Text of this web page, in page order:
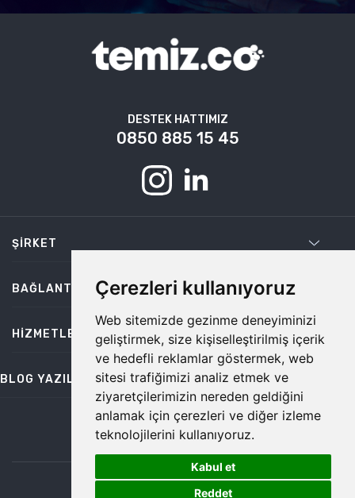
Çerezleri kullanıyoruz
Web sitemizde gezinme deneyiminizi
geliştirmek, size kişiselleştirilmiş içerik
ve hedefli reklamlar göstermek, web
sitesi trafiğimizi analiz etmek ve
ziyaretçilerimizin nereden geldiğini
anlamak için çerezleri ve diğer izleme
teknolojilerini kullanıyoruz.
Kabul et
Reddet
DESTEK HATTIMIZ
0850 885 15 45
ŞIRKET
BAĞLANTILAR
HIZMETLER
BLOG YAZILARI
bilgi@temiz.co
©2026 Temiz, Her Hakkı Saklıdır.